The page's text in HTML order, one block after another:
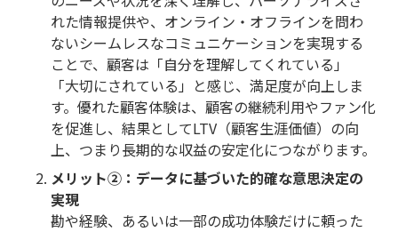
れた情報提供や、オンライン・オフラインを問わ
ないシームレスなコミュニケーションを実現する
ことで、顧客は「自分を理解してくれている」
「大切にされている」と感じ、満足度が向上しま
す。優れた顧客体験は、顧客の継続利用やファン化
を促進し、結果としてLTV（顧客生涯価値）の向
上、つまり長期的な収益の安定化につながります。
メリット②：データに基づいた的確な意思決定の
実現
勘や経験、あるいは一部の成功体験だけに頼った